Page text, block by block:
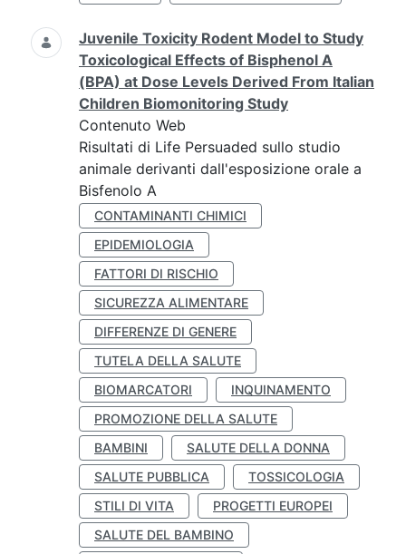
Juvenile Toxicity Rodent Model to Study
Toxicological Effects of Bisphenol A
(BPA) at Dose Levels Derived From Italian
Children Biomonitoring Study
Contenuto Web
Risultati di Life Persuaded sullo studio
animale derivanti dall'esposizione orale a
Bisfenolo A
CONTAMINANTI CHIMICI
EPIDEMIOLOGIA
FATTORI DI RISCHIO
SICUREZZA ALIMENTARE
DIFFERENZE DI GENERE
TUTELA DELLA SALUTE
BIOMARCATORI
INQUINAMENTO
PROMOZIONE DELLA SALUTE
BAMBINI
SALUTE DELLA DONNA
SALUTE PUBBLICA
TOSSICOLOGIA
STILI DI VITA
PROGETTI EUROPEI
SALUTE DEL BAMBINO